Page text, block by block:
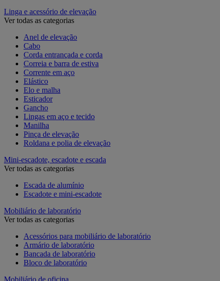
Linga e acessório de elevação
Ver todas as categorias
Anel de elevação
Cabo
Corda entrançada e corda
Correia e barra de estiva
Corrente em aço
Elástico
Elo e malha
Esticador
Gancho
Lingas em aço e tecido
Manilha
Pinça de elevação
Roldana e polia de elevação
Mini-escadote, escadote e escada
Ver todas as categorias
Escada de alumínio
Escadote e mini-escadote
Mobiliário de laboratório
Ver todas as categorias
Acessórios para mobiliário de laboratório
Armário de laboratório
Bancada de laboratório
Bloco de laboratório
Mobiliário de oficina